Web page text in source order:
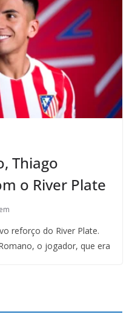
Thiago
o River Plate
reforço do River Plate.
o jogador, que era